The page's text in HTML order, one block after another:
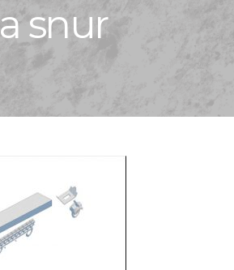
a snur